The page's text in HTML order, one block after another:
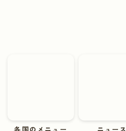
各国のメニュー ニュース